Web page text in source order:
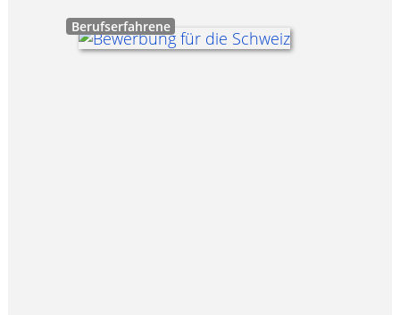
Berufserfahrene